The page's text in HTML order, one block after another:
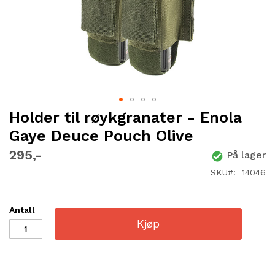
Holder til røykgranater - Enola
Gaye Deuce Pouch Olive
295 På lager
SKU 14046
Antall
Kjøp
Gå
begynnelsen
av
bildegalleri